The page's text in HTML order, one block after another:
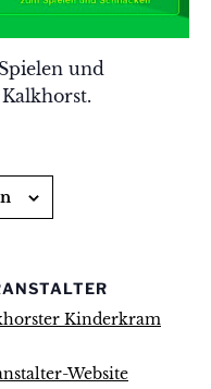
und
Kinderkram
Website